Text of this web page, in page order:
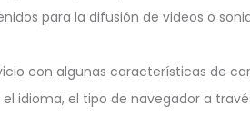
para la difusión de videos o
con algunas características de
idioma, el tipo de navegador a